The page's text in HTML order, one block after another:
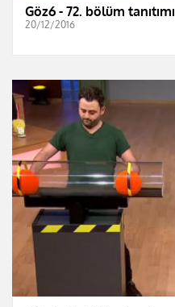
Göz6 - 72. bölüm tanıtımı
20/12/2016